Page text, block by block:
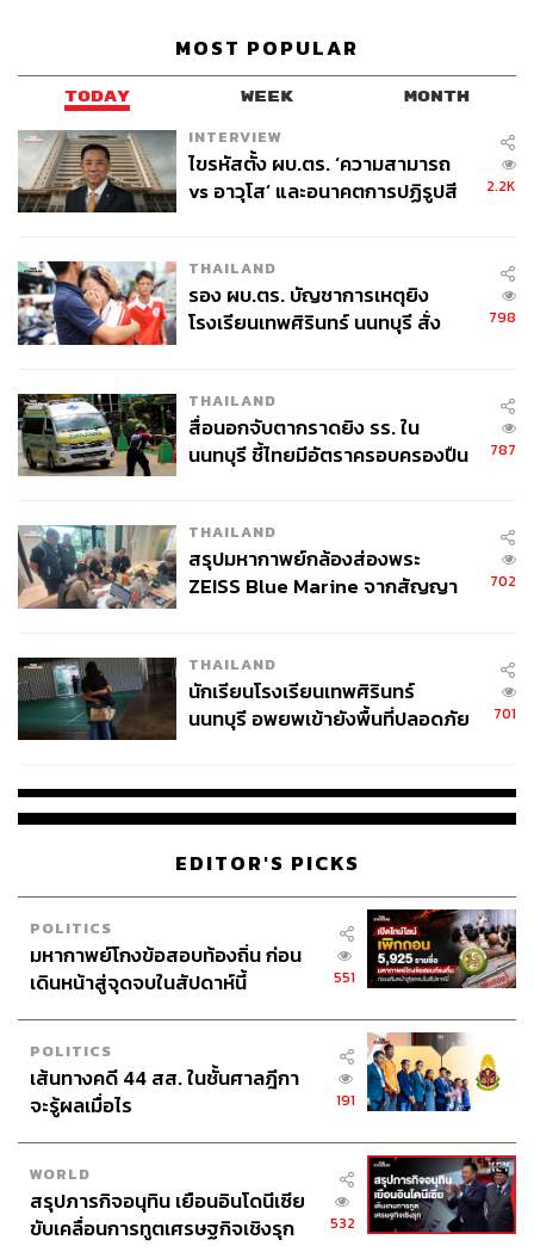
MOST POPULAR
TODAY WEEK MONTH
INTERVIEW
ไขรหัสตั้ง ผบ.ตร. ‘ความสามารถ
vs อาวุโส’ และอนาคตการปฏิรูปสี
2.2K
THAILAND
รอง ผบ.ตร. บัญชาการเหตุยิง
โรงเรียนเทพศิรินทร์ นนทบุรี สั่ง
798
THAILAND
สื่อนอกจับตากราดยิง รร. ใน
นนทบุรี ชี้ไทยมีอัตราครอบครองปืน
787
THAILAND
สรุปมหากาพย์กล้องส่องพระ
ZEISS Blue Marine จากสัญญา
จ่ายหนี้-แอบระบุแบรนด์
702
THAILAND
นักเรียนโรงเรียนเทพศิรินทร์
นนทบุรี อพยพเข้ายังพื้นที่ปลอดภัย
701
EDITOR'S PICKS
POLITICS
มหากาพย์โกงข้อสอบท้องถิ่น ก่อน
เดินหน้าสู่จุดจบในสัปดาห์นี้
551
POLITICS
เส้นทางคดี 44 สส. ในชั้นศาลฎีกา
จะรู้ผลเมื่อไร
191
WORLD
สรุปภารกิจอนุทิน เยือนอินโดนีเซีย
ขับเคลื่อนการทูตเศรษฐกิจเชิงรุก
532